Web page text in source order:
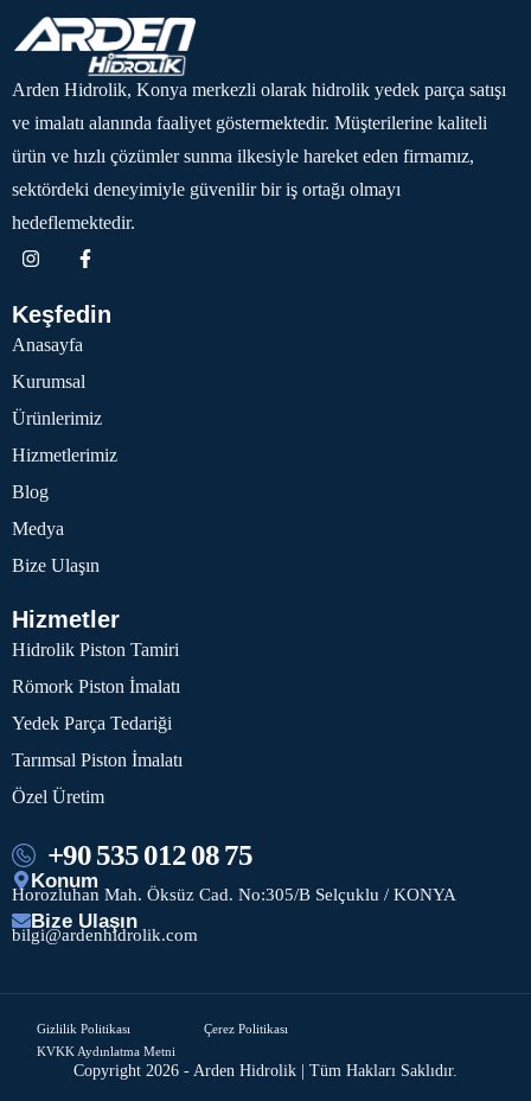
Arden Hidrolik, Konya merkezli olarak hidrolik yedek parça satışı
ve imalatı alanında faaliyet göstermektedir. Müşterilerine kaliteli
ürün ve hızlı çözümler sunma ilkesiyle hareket eden firmamız,
sektördeki deneyimiyle güvenilir bir iş ortağı olmayı
hedeflemektedir.
Keşfedin
Anasayfa
Kurumsal
Ürünlerimiz
Hizmetlerimiz
Blog
Medya
Bize Ulaşın
Hizmetler
Hidrolik Piston Tamiri
Römork Piston İmalatı
Yedek Parça Tedariği
Tarımsal Piston İmalatı
Özel Üretim
+90 535 012 08 75
Konum
Horozluhan Mah. Öksüz Cad. No:305/B Selçuklu / KONYA
Bize Ulaşın
bilgi@ardenhidrolik.com
Copyright 2026 - Arden Hidrolik | Tüm Hakları Saklıdır.
Gizlilik Politikası
Çerez Politikası
KVKK Aydınlatma Metni